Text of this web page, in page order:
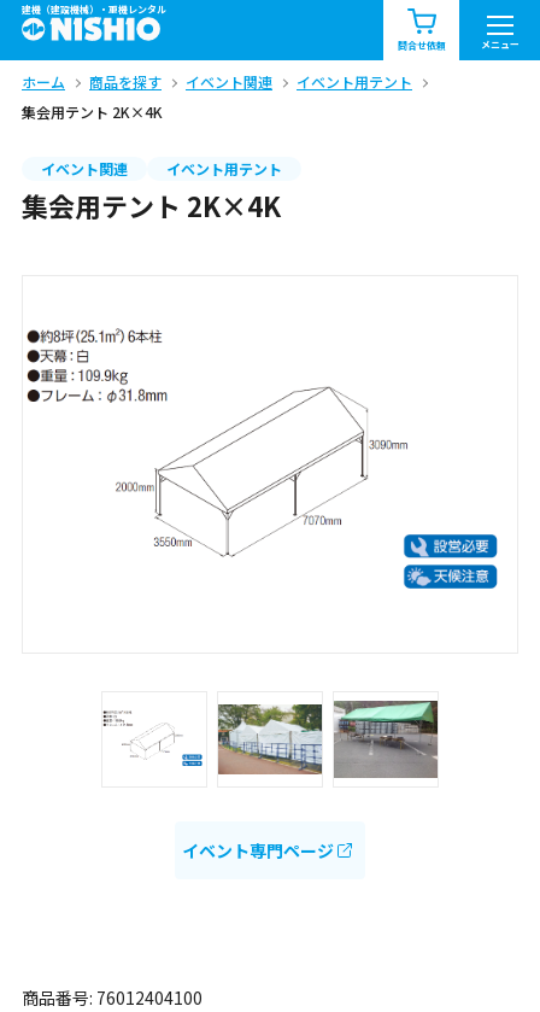
建機（建設機械）・重機レンタル
問合せ依頼 メニュー
商品一覧 お知らせ一覧
問合せ依頼リスト お問合せ
北海道 東北
九州・沖縄（外部）
ホーム 商品を探す イベント関連
イベント用テント
集会用テント 2K×4K
イベント関連 イベント用テント
集会用テント 2K×4K
イベント専門ページ
商品番号: 76012404100